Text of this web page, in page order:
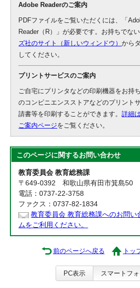
Adobe Readerのご案内
PDFファイルをご覧いただくには、「
Reader（R）」が必要です。お持ちでな
ズ社のサイト（新しいウィンドウ）から
してください。
プリントサービスのご案内
ご自宅にプリンタなどの印刷機器をお持
のコンビニエンスストアなどのプリント
請書等を印刷することができます。詳細
ご案内ページをご覧ください。
このページに関するお問い合わせ
教育委員会 教育総務課
〒649-0392 和歌山県有田市箕島50
電話：0737-22-3758
ファクス：0737-82-1834
教育委員会 教育総務課へのお問い
ムをご利用ください。
前のページへ戻る トッ
PC表示 スマートフ